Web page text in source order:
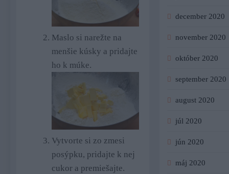
Maslo si narežte na
menšie kúsky a pridajte
ho k múke.
Vytvorte si zo zmesi
posýpku, pridajte k nej
cukor a premiešajte.
december 2020
november 2020
október 2020
september 2020
august 2020
júl 2020
jún 2020
máj 2020